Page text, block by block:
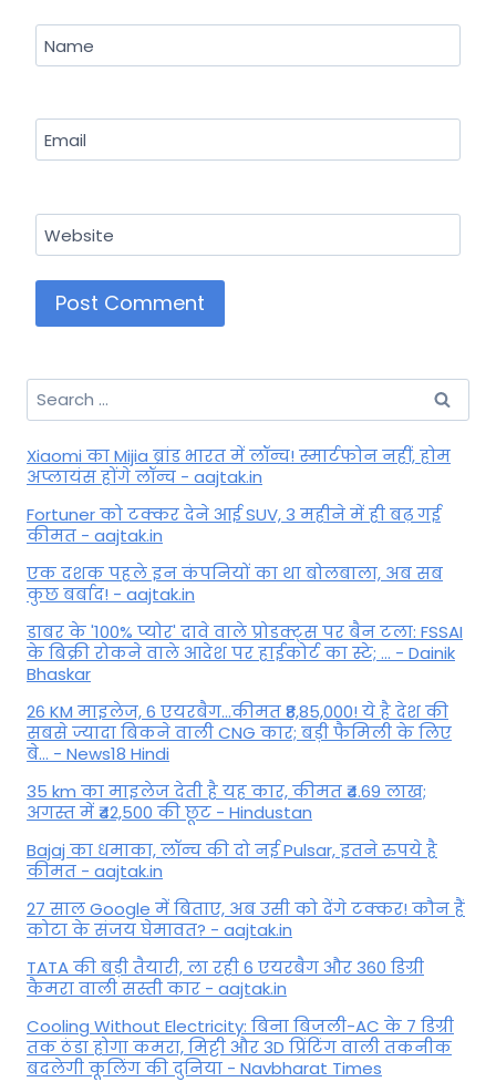
Name
Email
Website
Search
for:
Xiaomi का Mijia ब्रांड भारत में लॉन्च! स्मार्टफोन नहीं, होम
अप्लायंस होंगे लॉन्च - aajtak.in
Fortuner को टक्कर देने आई SUV, 3 महीने में ही बढ़ गई
कीमत - aajtak.in
एक दशक पहले इन कंपनियों का था बोलबाला, अब सब
कुछ बर्बाद! - aajtak.in
डाबर के '100% प्योर' दावे वाले प्रोडक्ट्स पर बैन टला: FSSAI
के बिक्री रोकने वाले आदेश पर हाईकोर्ट का स्टे; ... - Dainik
Bhaskar
26 KM माइलेज, 6 एयरबैग...कीमत ₹8,85,000! ये है देश की
सबसे ज्यादा बिकने वाली CNG कार; बड़ी फैमिली के लिए
बे... - News18 Hindi
35 km का माइलेज देती है यह कार, कीमत ₹4.69 लाख;
अगस्त में ₹42,500 की छूट - Hindustan
Bajaj का धमाका, लॉन्च की दो नई Pulsar, इतने रुपये है
कीमत - aajtak.in
27 साल Google में बिताए, अब उसी को देंगे टक्कर! कौन हैं
कोटा के संजय घेमावत? - aajtak.in
TATA की बड़ी तैयारी, ला रही 6 एयरबैग और 360 डिग्री
कैमरा वाली सस्ती कार - aajtak.in
Cooling Without Electricity: बिना बिजली-AC के 7 डिग्री
तक ठंडा होगा कमरा, मिट्टी और 3D प्रिंटिंग वाली तकनीक
बदलेगी कूलिंग की दुनिया - Navbharat Times